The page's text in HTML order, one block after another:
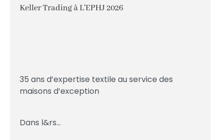
Keller Trading à L'EPHJ 2026
35 ans d’expertise textile au service des
maisons d’exception
Dans l&rs...